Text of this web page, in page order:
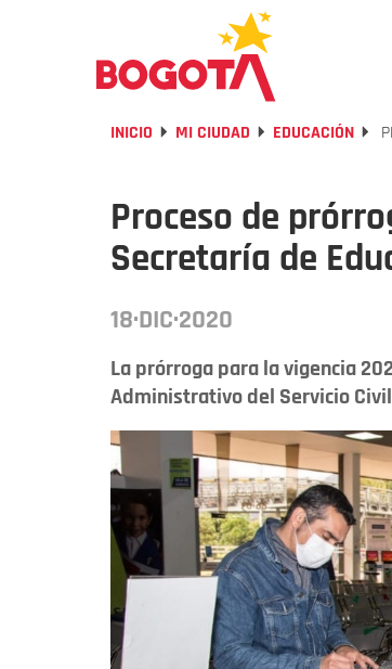
INICIO MI CIUDAD EDUCACIÓN
Proceso de
Secretaría de
18·DIC·2020
La prórroga para la vigencia
Administrativo del Servicio